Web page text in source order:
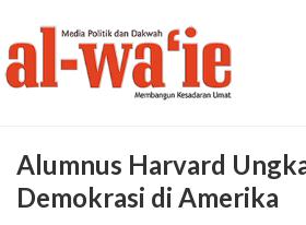
Alumnus Harvard
Demokrasi di Amerika